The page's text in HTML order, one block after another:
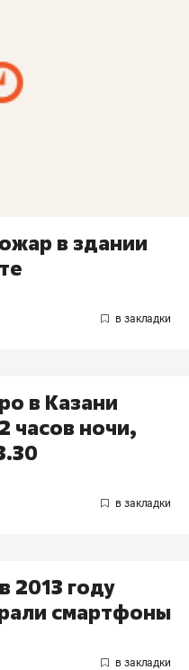
в здании
в Казани
часов ночи,
2013 году
смартфоны